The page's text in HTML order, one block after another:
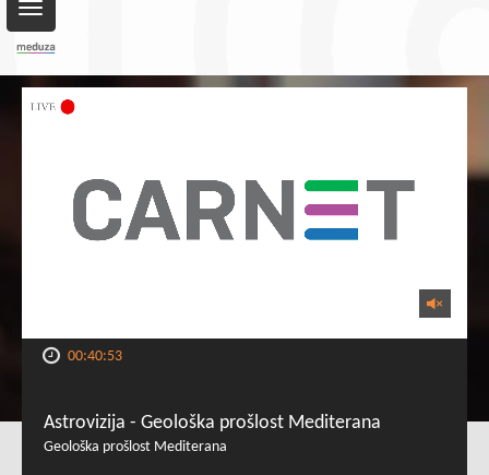
Toggle
navigation
00:40:53
Astrovizija - Geološka prošlost Mediterana
Geološka prošlost Mediterana